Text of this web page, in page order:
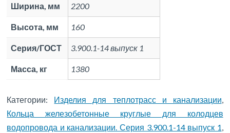
Ширина, мм 2200
Высота, мм 160
Серия/ГОСТ 3.900.1-14 выпуск 1
Масса, кг 1380
Категории: Изделия для теплотрасс и канализации,
Кольца железобетонные круглые для колодцев
водопровода и канализации. Серия 3.900.1-14 выпуск 1,